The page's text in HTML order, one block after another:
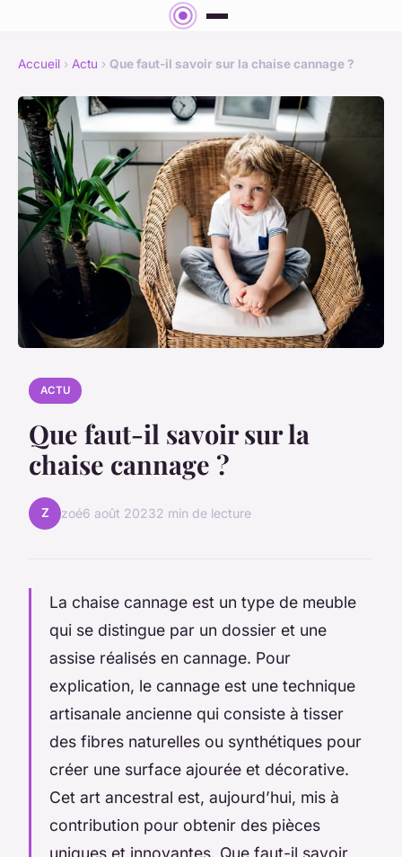
Accueil › Actu › Que faut-il savoir sur la chaise cannage ?
ACTU
Que faut-il savoir sur la
chaise cannage ?
Z zoé6 août 20232 min de lecture
La chaise cannage est un type de meuble
qui se distingue par un dossier et une
assise réalisés en cannage. Pour
explication, le cannage est une technique
artisanale ancienne qui consiste à tisser
des fibres naturelles ou synthétiques pour
créer une surface ajourée et décorative.
Cet art ancestral est, aujourd’hui, mis à
contribution pour obtenir des pièces
uniques et innovantes. Que faut-il savoir